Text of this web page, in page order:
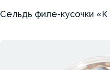
Сельдь филе-кусочки